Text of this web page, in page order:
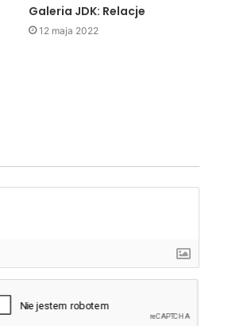
Galeria JDK: Relacje
12 maja 2022